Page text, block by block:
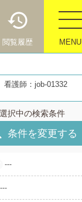
MENU
閲覧履歴
護師：job-01332
選択中の検索条件
条件を変更する
---
---